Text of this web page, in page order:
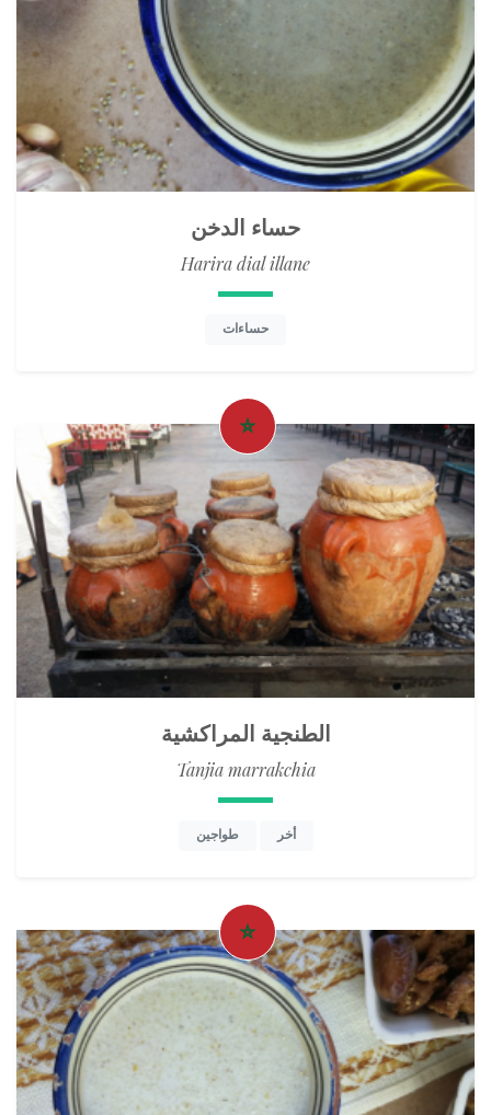
حساء الدخن
Harira dial illane
حساءات
الطنجية المراكشية
Tanjia marrakchia
أخر طواجين